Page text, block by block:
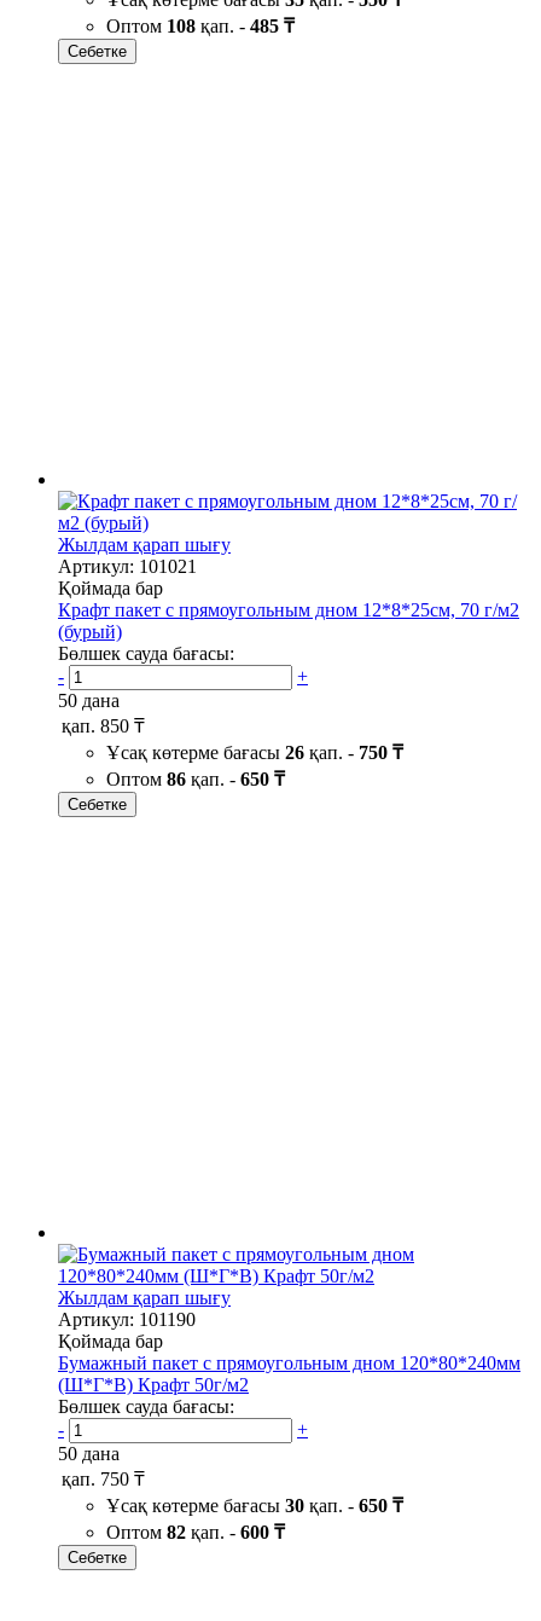
Оптом 108 қап. - 485 ₸
Себетке
Жылдам қарап шығу
Артикул: 101021
Қоймада бар
Крафт пакет с прямоугольным дном 12*8*25см, 70 г/м2
(бурый)
Бөлшек сауда бағасы:
-
+
50 дана
қап. 850 ₸
Ұсақ көтерме бағасы 26 қап. - 750 ₸
Оптом 86 қап. - 650 ₸
Себетке
Жылдам қарап шығу
Артикул: 101190
Қоймада бар
Бумажный пакет с прямоугольным дном 120*80*240мм
(Ш*Г*В) Крафт 50г/м2
Бөлшек сауда бағасы:
-
+
50 дана
қап. 750 ₸
Ұсақ көтерме бағасы 30 қап. - 650 ₸
Оптом 82 қап. - 600 ₸
Себетке